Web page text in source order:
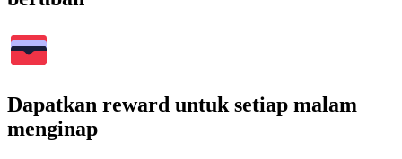
Dapatkan reward untuk setiap malam
menginap